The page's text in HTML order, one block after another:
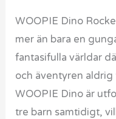
WOOPIE Dino
mer än bara en
fantasifulla världar
och äventyren aldrig
WOOPIE Dino är
tre barn samtidigt,